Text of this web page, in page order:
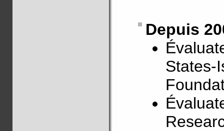
Depuis
States-